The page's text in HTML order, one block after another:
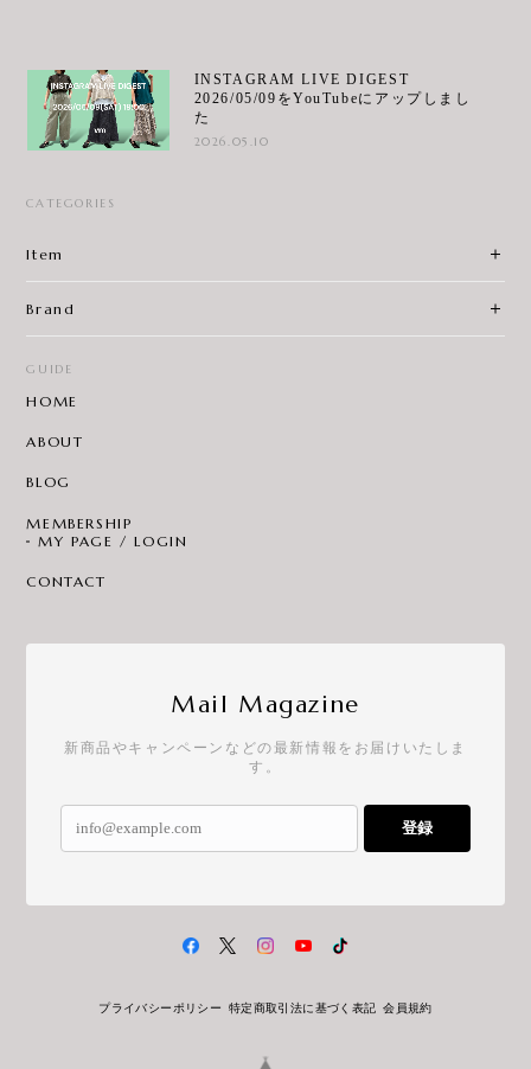
INSTAGRAM LIVE DIGEST
2026/05/09をYouTubeにアップしまし
た
2026.05.10
CATEGORIES
Item
Brand
GUIDE
HOME
ABOUT
BLOG
MEMBERSHIP
MY PAGE / LOGIN
CONTACT
Mail Magazine
新商品やキャンペーンなどの最新情報をお届けいたしま
す。
登録
プライバシーポリシー 特定商取引法に基づく表記 会員規約